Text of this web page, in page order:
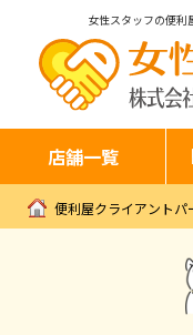
女性スタッフの便利
店舗一覧
便利屋クライアントパ